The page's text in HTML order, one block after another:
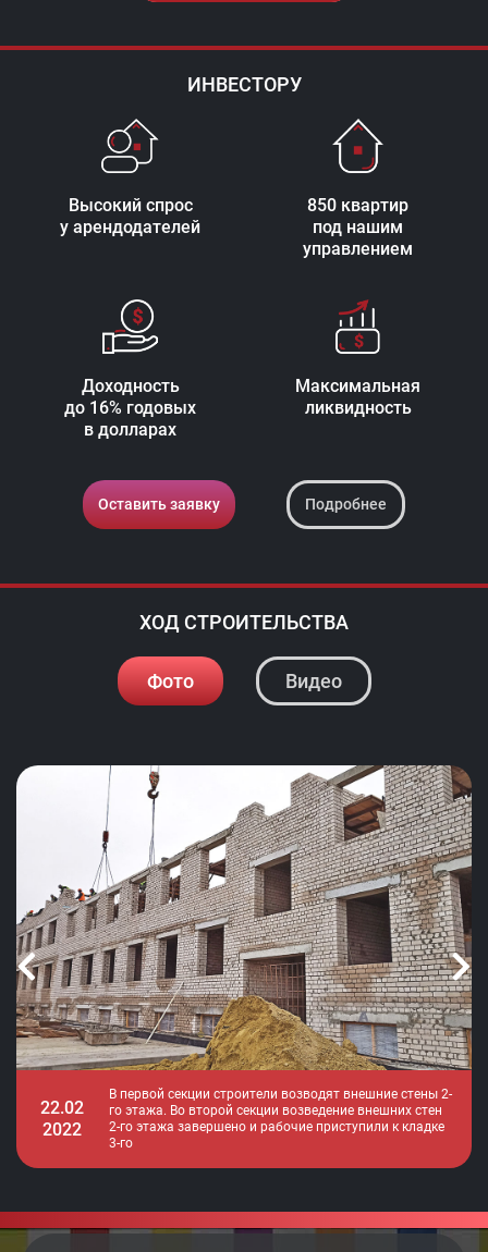
ИНВЕСТОРУ
Высокий спрос
у арендодателей
850 квартир
под нашим
управлением
Доходность
до 16% годовых
в долларах
Максимальная
ликвидность
Оставить заявку Подробнее
ХОД СТРОИТЕЛЬСТВА
Фото Видео
22.02
2022
В первой секции строители возводят внешние стены 2-
го этажа. Во второй секции возведение внешних стен
2-го этажа завершено и рабочие приступили к кладке
3-го